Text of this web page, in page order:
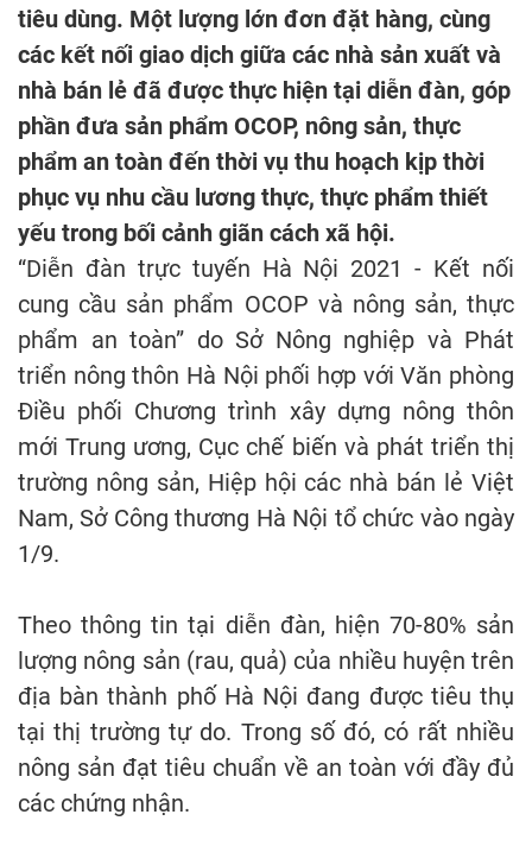
tiêu dùng. Một lượng lớn đơn đặt hàng, cùng
các kết nối giao dịch giữa các nhà sản xuất và
nhà bán lẻ đã được thực hiện tại diễn đàn, góp
phần đưa sản phẩm OCOP, nông sản, thực
phẩm an toàn đến thời vụ thu hoạch kịp thời
phục vụ nhu cầu lương thực, thực phẩm thiết
yếu trong bối cảnh giãn cách xã hội.
“Diễn đàn trực tuyến Hà Nội 2021 - Kết nối
cung cầu sản phẩm OCOP và nông sản, thực
phẩm an toàn” do Sở Nông nghiệp và Phát
triển nông thôn Hà Nội phối hợp với Văn phòng
Điều phối Chương trình xây dựng nông thôn
mới Trung ương, Cục chế biến và phát triển thị
trường nông sản, Hiệp hội các nhà bán lẻ Việt
Nam, Sở Công thương Hà Nội tổ chức vào ngày
1/9.
Theo thông tin tại diễn đàn, hiện 70-80% sản
lượng nông sản (rau, quả) của nhiều huyện trên
địa bàn thành phố Hà Nội đang được tiêu thụ
tại thị trường tự do. Trong số đó, có rất nhiều
nông sản đạt tiêu chuẩn về an toàn với đầy đủ
các chứng nhận.